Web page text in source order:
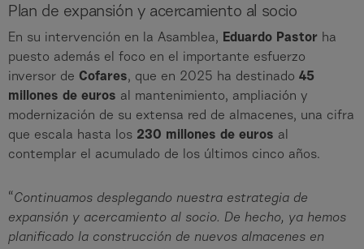
Plan de expansión y acercamiento al socio
En su intervención en la Asamblea, Eduardo Pastor ha
puesto además el foco en el importante esfuerzo
inversor de Cofares, que en 2025 ha destinado 45
millones de euros al mantenimiento, ampliación y
modernización de su extensa red de almacenes, una cifra
que escala hasta los 230 millones de euros al
contemplar el acumulado de los últimos cinco años.
“Continuamos desplegando nuestra estrategia de
expansión y acercamiento al socio. De hecho, ya hemos
planificado la construcción de nuevos almacenes en